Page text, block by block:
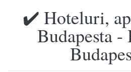
✔️ Hoteluri,
Budapesta